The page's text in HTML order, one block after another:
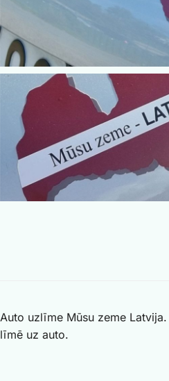
Auto uzlīme Mūsu zeme
līmē uz auto.